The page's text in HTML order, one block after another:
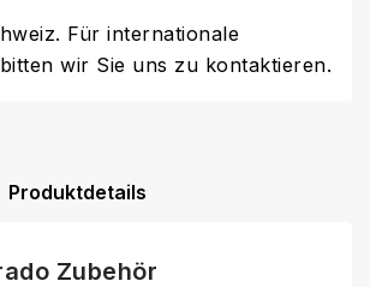
Für internationale
wir Sie uns zu kontaktieren.
Produktdetails
Zubehör